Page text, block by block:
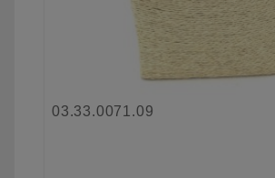
03.33.0071.09